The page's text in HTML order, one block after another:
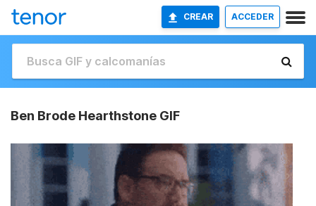
CREAR ACCEDER
Ben Brode Hearthstone GIF